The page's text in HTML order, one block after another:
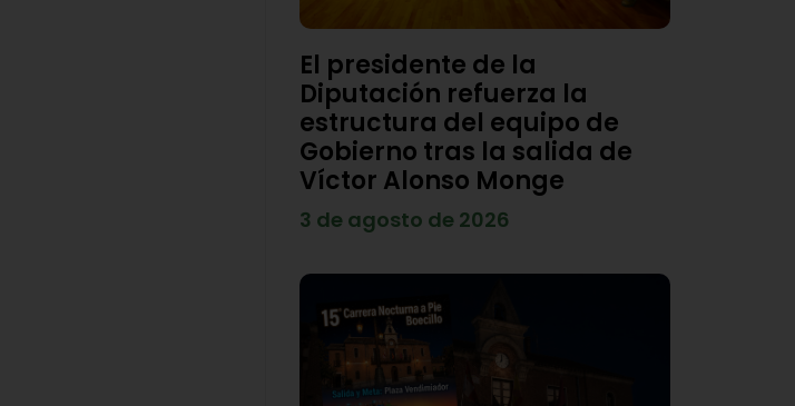
El presidente de la
Diputación refuerza la
estructura del equipo de
Gobierno tras la salida de
Víctor Alonso Monge
3 de agosto de 2026